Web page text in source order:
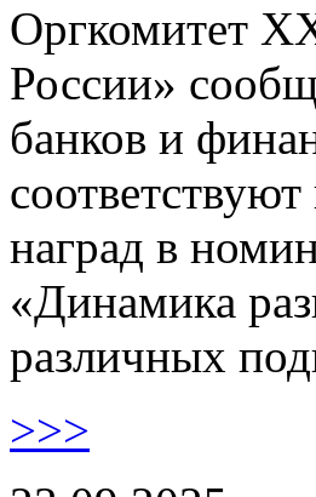
Оргкомитет
России»
банков и
наград в
«Динамика
различных
>>>